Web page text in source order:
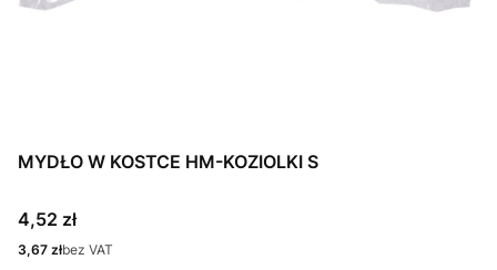
MYDŁO W KOSTCE HM-KOZIOLKI S
Cena
4,52 zł
Cena
3,67 złbez VAT